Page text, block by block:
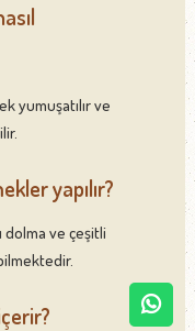
yumuşatılır ve
yapılır?
dolma ve çeşitli